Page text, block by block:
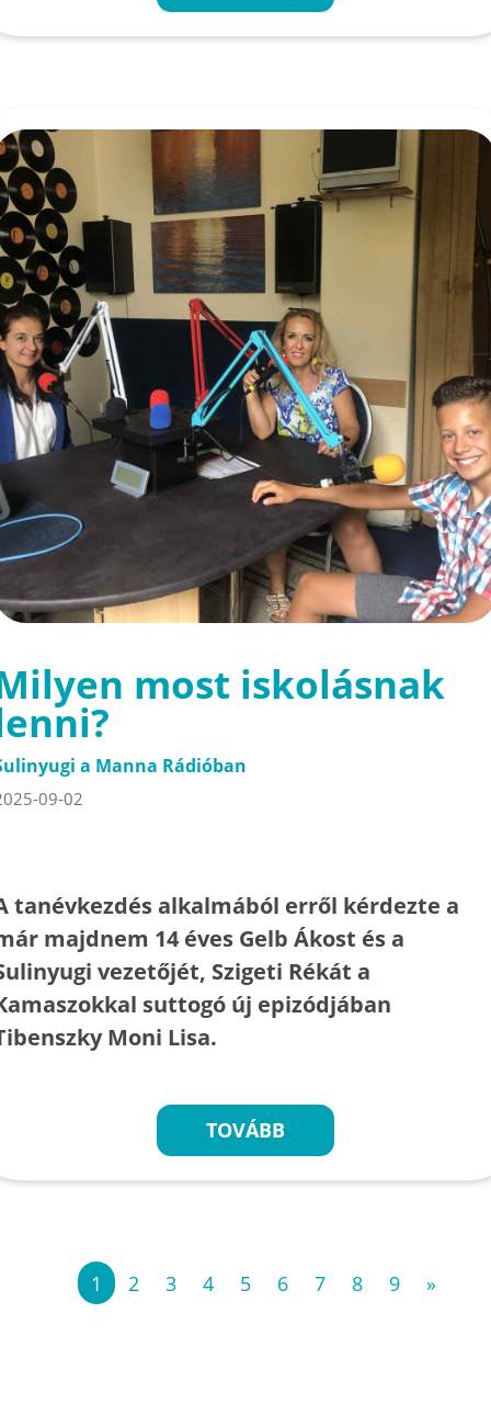
most iskolásnak
a Manna Rádióban
09-02
tanévkezdés alkalmából erről kérdezte a
majdnem 14 éves Gelb Ákost és a
vezetőjét, Szigeti Rékát a
suttogó új epizódjában
Moni Lisa.
TOVÁBB
1 2 3 4 5 6 7 8 9 »